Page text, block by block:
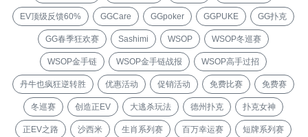
EV顶级反馈60% GGCare GGpoker GGPUKE GG扑克
GG春季狂欢赛 Sashimi WSOP WSOP冬巡赛
WSOP金手链 WSOP金手链战报 WSOP高手过招
丹牛也疯狂逆转胜 优惠活动 促销活动 免费比赛 免费赛
冬巡赛 创造正EV 大逃杀玩法 德州扑克 扑克女神
正EV之路 沙西米 生肖系列赛 百万幸运赛 短牌系列赛